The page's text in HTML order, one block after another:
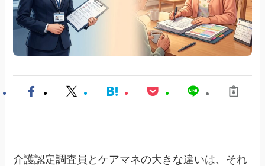
介護認定調査員とケアマネの大きな違いは、それ